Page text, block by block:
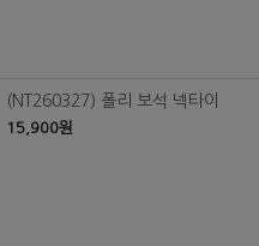
(NT260327) 폴리 보석 넥타이
15,900원